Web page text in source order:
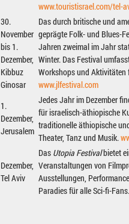
www.touristisrael.com/tel-
30.
November
bis 1.
Dezember,
Kibbuz
Ginosar
Das durch britische und
geprägte Folk- und Blues-
Jahren zweimal im Jahr
Winter. Das Festival
Workshops und Aktivitäten
www.jlfestival.com
1.
Dezember,
Jerusalem
Jedes Jahr im Dezember
für israelisch-äthiopische
traditionelle äthiopische
Theater, Tanz und Musik.
Dezember,
Tel Aviv
Das Utopia Festivalbietet
Veranstaltungen von
Ausstellungen,
Paradies für alle Sci-fi-Fans.